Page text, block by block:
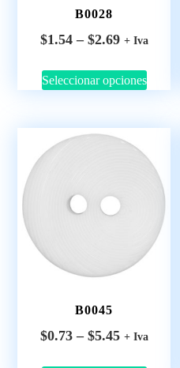
B0028
$1.54 – $2.69 + Iva
Seleccionar opciones
B0045
$0.73 – $5.45 + Iva